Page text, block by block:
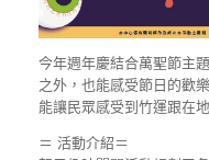
今年週年慶結合萬聖節主
之外，也能感受節日的歡
能讓民眾感受到竹運跟在
＝ 活動介紹＝